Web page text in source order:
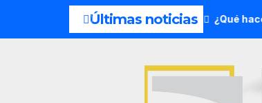
Últimas noticias
fin de semana: 8 y 9 de agosto ¿Qué hacer